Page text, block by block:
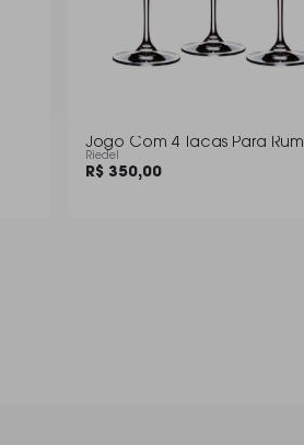
Jogo Com 4 Tacas Para
Riedel
R$ 350,00